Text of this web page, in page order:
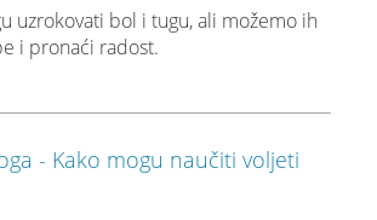
uzrokovati bol i tugu, ali možemo ih
i pronaći radost.